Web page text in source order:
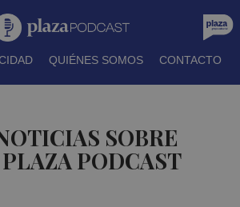
QUIÉNES SOMOS CONTACTO
SOBRE
PODCAST